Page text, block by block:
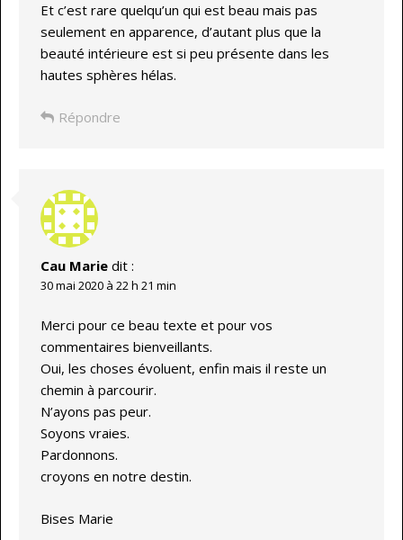
Et c’est rare quelqu’un qui est beau mais pas
seulement en apparence, d’autant plus que la
beauté intérieure est si peu présente dans les
hautes sphères hélas.
Répondre
Cau Marie dit :
30 mai 2020 à 22 h 21 min
Merci pour ce beau texte et pour vos
commentaires bienveillants.
Oui, les choses évoluent, enfin mais il reste un
chemin à parcourir.
N’ayons pas peur.
Soyons vraies.
Pardonnons.
croyons en notre destin.
Bises Marie